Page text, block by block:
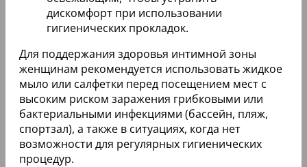
дискомфорт при использовании
гигиенических прокладок.
Для поддержания здоровья интимной зоны
женщинам рекомендуется использовать жидкое
мыло или салфетки перед посещением мест с
высоким риском заражения грибковыми или
бактериальными инфекциями (бассейн, пляж,
спортзал), а также в ситуациях, когда нет
возможности для регулярных гигиенических
процедур.